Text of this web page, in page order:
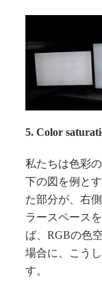
5. Color
私たちは色彩
下の図を例と
た部分が、右
ラースペース
ば、RGBの色
場合に、こう
す。